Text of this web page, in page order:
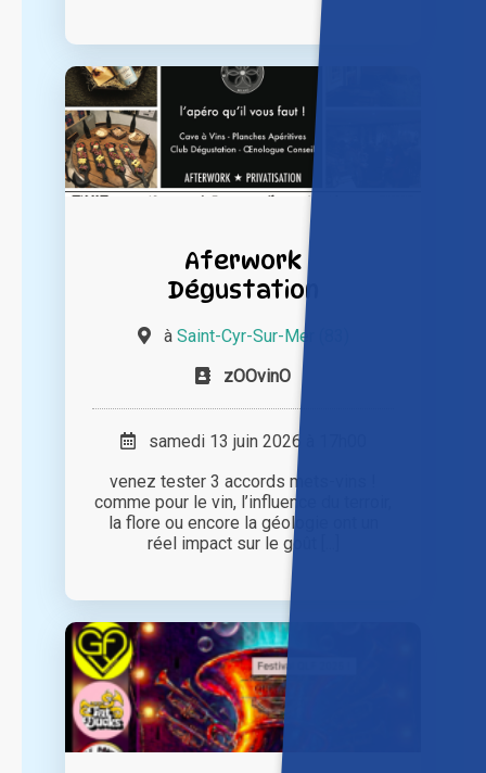
Aferwork
Dégustation
à Saint-Cyr-Sur-Mer (83)
zOOvinO
samedi 13 juin 2026 à 17h00
venez tester 3 accords mets-vins !
comme pour le vin, l’influence du terroir,
la flore ou encore la géologie ont un
réel impact sur le goût [...]